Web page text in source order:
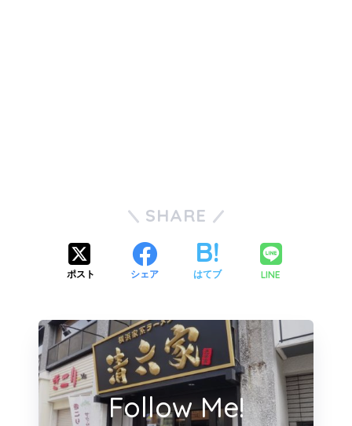
SHARE
ポスト シェア はてブ LINE
Follow Me!